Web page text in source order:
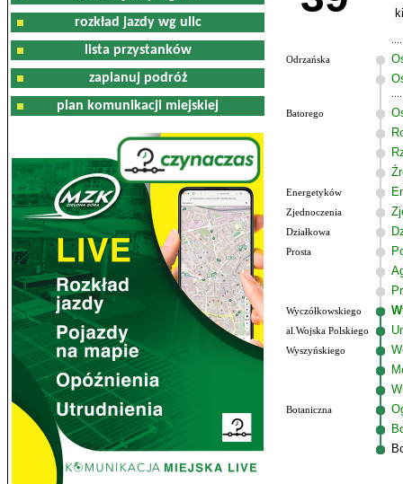
rozkład jazdy wg ulic
lista przystanków
zaplanuj podróż
plan komunikacji miejskiej
Odrzańska
Batorego
Energetyków
Zjednoczenia
Działkowa
Prosta
Wyczółkowskiego
al.Wojska Polskiego
Wyszyńskiego
Botaniczna